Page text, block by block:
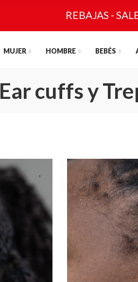
REBAJAS -
MUJER HOMBRE BEBÉS
Ear cuffs y